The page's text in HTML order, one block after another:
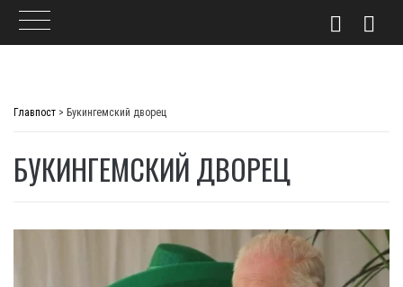
Главпост > Букингемский дворец
БУКИНГЕМСКИЙ ДВОРЕЦ